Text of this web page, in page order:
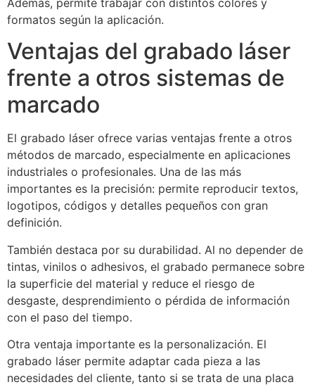
formatos según la aplicación.
Ventajas del grabado láser
frente a otros sistemas de
marcado
El grabado láser ofrece varias ventajas frente a otros
métodos de marcado, especialmente en aplicaciones
industriales o profesionales. Una de las más
importantes es la precisión: permite reproducir textos,
logotipos, códigos y detalles pequeños con gran
definición.
También destaca por su durabilidad. Al no depender de
tintas, vinilos o adhesivos, el grabado permanece sobre
la superficie del material y reduce el riesgo de
desgaste, desprendimiento o pérdida de información
con el paso del tiempo.
Otra ventaja importante es la personalización. El
grabado láser permite adaptar cada pieza a las
necesidades del cliente, tanto si se trata de una placa